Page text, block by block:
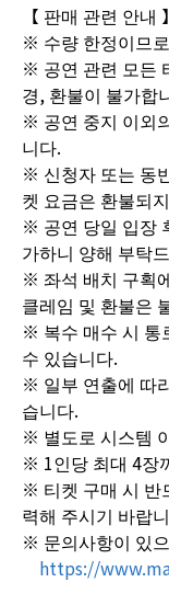
【 판매 관련 안내 】
※ 수량 한정이므
※ 공연 관련 모든
경, 환불이 불가합
※ 공연 중지 이외
니다.
※ 신청자 또는 동
켓 요금은 환불되
※ 공연 당일 입장
가하니 양해 부탁
※ 좌석 배치 구획
클레임 및 환불은
※ 복수 매수 시 통
수 있습니다.
※ 일부 연출에 따
습니다.
※ 별도로 시스템
※ 1인당 최대 4장
※ 티켓 구매 시 반
력해 주시기 바랍
※ 문의사항이 있
https://